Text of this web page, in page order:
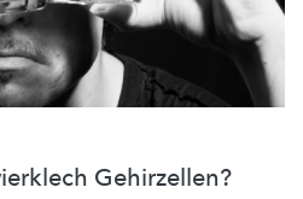
Gehirzellen?